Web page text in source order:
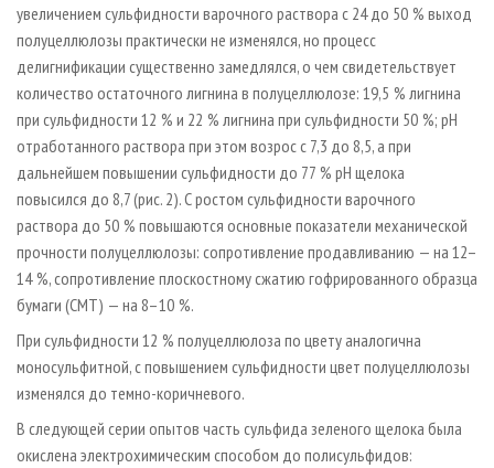
увеличением сульфидности варочного раствора с 24 до 50 % выход
полуцеллюлозы практически не изменялся, но процесс
делигнификации существенно замедлялся, о чем свидетельствует
количество остаточного лигнина в полуцеллюлозе: 19,5 % лигнина
при сульфидности 12 % и 22 % лигнина при сульфидности 50 %; рН
отработанного раствора при этом возрос с 7,3 до 8,5, а при
дальнейшем повышении сульфидности до 77 % рН щелока
повысился до 8,7 (рис. 2). С ростом сульфидности варочного
раствора до 50 % повышаются основные показатели механической
прочности полуцеллюлозы: сопротивление продавливанию — на 12–
14 %, сопротивление плоскостному сжатию гофрированного образца
бумаги (СМТ) — на 8–10 %.
При сульфидности 12 % полуцеллюлоза по цвету аналогична
моносульфитной, с повышением сульфидности цвет полуцеллюлозы
изменялся до темно-коричневого.
В следующей серии опытов часть сульфида зеленого щелока была
окислена электрохимическим способом до полисульфидов: